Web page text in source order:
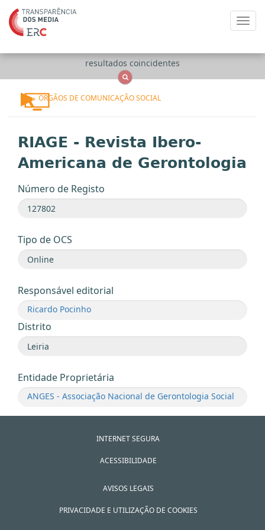
resultados coincidentes
ÓRGÃOS DE COMUNICAÇÃO SOCIAL
RIAGE - Revista Ibero-
Americana de Gerontologia
Número de Registo
Tipo de OCS
Responsável editorial
Ricardo Pocinho
Distrito
Entidade Proprietária
ANGES - Associação Nacional de Gerontologia Social
INTERNET SEGURA
ACESSIBILIDADE
AVISOS LEGAIS
PRIVACIDADE E UTILIZAÇÃO DE COOKIES